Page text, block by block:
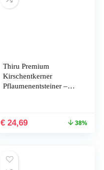
Thiru Premium
Kirschentkerner
Pflaumenentsteiner –
Edelstahlklingen – Made
zerdrückt…
€ 24,69 38%